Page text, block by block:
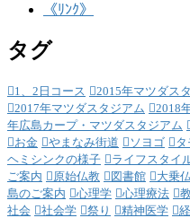
《ﾘﾝｸ》
タグ
1、2日コース 2015年マツダス
2017年マツダスタジアム
2018
年広島カープ・マツダスタジアム
お金
やまなみ街道 ソヨゴ タ
ヘミシンクの様子
ライフスタイ
ご案内
原始仏教 図書館 大乗
島のご案内
心理学 心理療法
社会
社会学 祭り 精神医学